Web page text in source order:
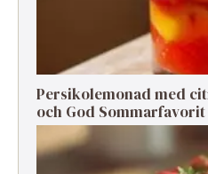
Persikolemonad med
och God Sommarfavorit